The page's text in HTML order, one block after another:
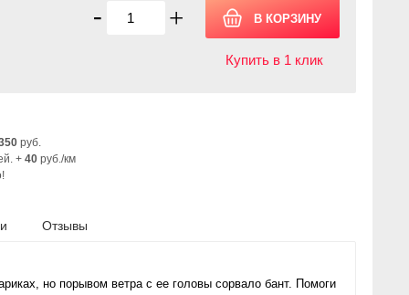
- +
Купить в 1 клик
руб.
+ 40 руб./км
Отзывы
но порывом ветра с ее головы сорвало бант. Помоги